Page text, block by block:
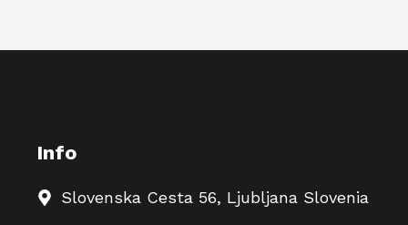
Info
Slovenska Cesta 56, Ljubljana Slovenia